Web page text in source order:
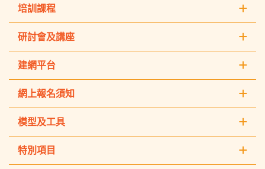
培訓課程
研討會及講座
建網平台
網上報名須知
模型及工具
特別項目